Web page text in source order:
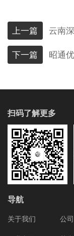
上一篇
下一篇
昭通
扫码了解更多
导航
关于我们
公